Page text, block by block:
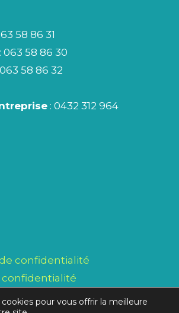
58 86 31
: 063 58 86 30
58 86 32
: 0432 312 964
confidentialité
pour vous offrir la meilleure